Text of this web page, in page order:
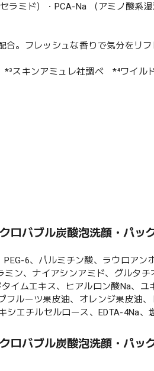
ラミド）・PCA-Na （アミノ酸系
合。フレッシュな香りで気分をリ
スキンアミュレ社調べ *⁴ワイル
ロバブル炭酸泡洗顔・パ
6、パルミチン酸、ラウロア
ミン、ナイアシンアミド、グルタ
イムエキス、ヒアルロン酸Na、
フルーツ果皮油、オレンジ果皮油
シエチルセルロース、EDTA-4Na
ロバブル炭酸泡洗顔・パ